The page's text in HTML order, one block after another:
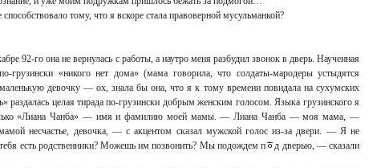
тому, что я вскоре стала правоверной мусульманкой?
92-го она не вернулась с работы, а наутро меня разбудил звонок в дверь. Наученная
грузински «никого нет дома» (мама говорила, что солдаты-мародеры устыдятся
девочку — ох, знала бы она, что я к тому времени повидала на сухумских
раздалась целая тирада по-грузински добрым женским голосом. Языка грузинского я
«Лиана Чанба» — имя и фамилию моей мамы. — Лиана Чанба — моя мама, —
несчастье, девочка, — с акцентом сказал мужской голос из-за двери. — Я не
есть родственники? Можешь им позвонить? Мы подождем пﾾд дверью, — сказали